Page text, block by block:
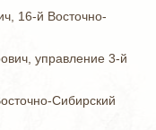
16-й Восточно-
управление 3-й
Сибирский